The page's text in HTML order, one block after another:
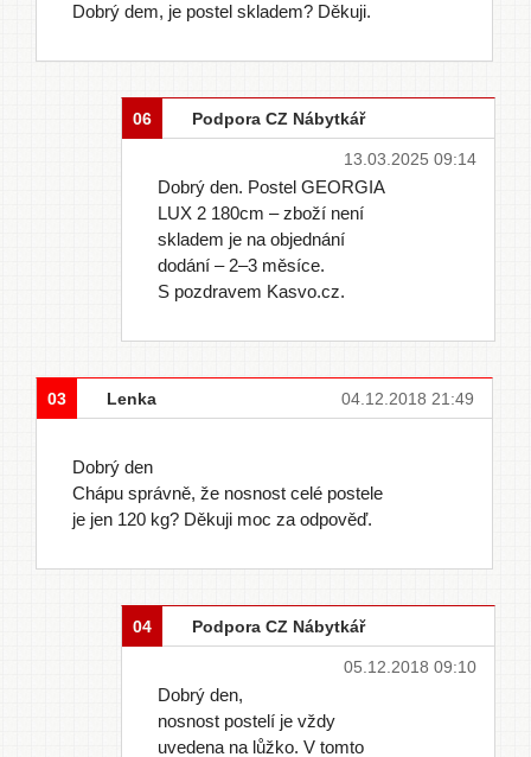
Dobrý dem, je postel skladem? Děkuji.
06 Podpora CZ Nábytkář
13.03.2025 09:14
Dobrý den. Postel GEORGIA
LUX 2 180cm – zboží není
skladem je na objednání
dodání – 2–3 měsíce.
S pozdravem Kasvo.cz.
03 Lenka 04.12.2018 21:49
Dobrý den
Chápu správně, že nosnost celé postele
je jen 120 kg? Děkuji moc za odpověď.
04 Podpora CZ Nábytkář
05.12.2018 09:10
Dobrý den,
nosnost postelí je vždy
uvedena na lůžko. V tomto